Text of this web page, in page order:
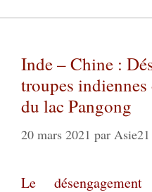
Inde – Chine :
troupes
du lac Pangong
20 mars 2021 par Asie21
Le